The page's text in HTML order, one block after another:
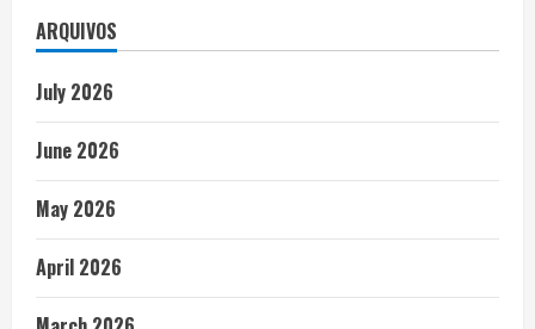
ARQUIVOS
July 2026
June 2026
May 2026
April 2026